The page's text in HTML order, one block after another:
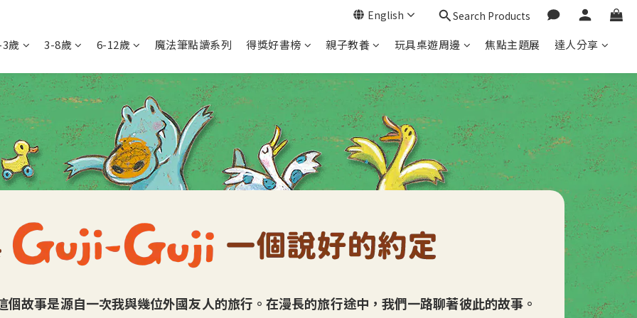
English Search Products
歲 3-8歲 6-12歲 魔法筆點讀系列 得獎好書榜 親子教養 玩具桌遊周邊 焦點主題展 達人分享
個故事是源自一次我與幾位外國友人的旅行。在漫長的旅行途中，我們一路聊著彼此的故事。